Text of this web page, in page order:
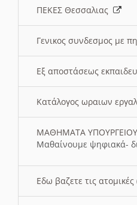
ΠΕΚΕΣ Θεσσαλιας
Γενικος συνδεσμος με
Εξ αποστάσεως
Κατάλογος ωραιων
ΜΑΘΗΜΑΤΑ ΥΠΟΥΡΓΕΙΟΥ
Μαθαίνουμε ψηφιακά-
Εδω βαζετε τις